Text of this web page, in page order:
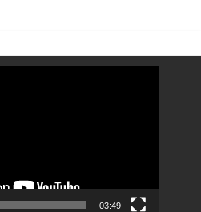
03:49